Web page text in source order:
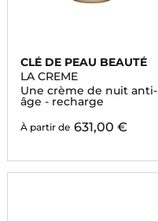
CLÉ DE PEAU BEAUTÉ
LA CREME
Une crème de nuit anti-
âge - recharge
À partir de 631,00 €